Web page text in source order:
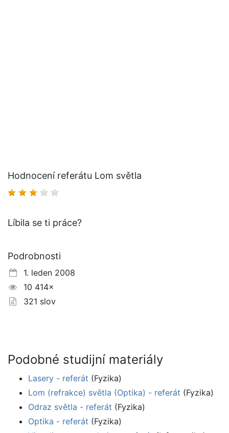
Hodnocení referátu Lom světla
Líbila se ti práce?
Podrobnosti
1. leden 2008
10 414×
321 slov
Podobné studijní materiály
Lasery - referát (Fyzika)
Lom (refrakce) světla (Optika) - referát (Fyzika)
Odraz světla - referát (Fyzika)
Optika - referát (Fyzika)